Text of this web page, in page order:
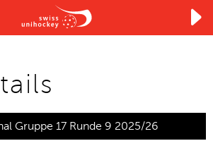
Gruppe 17 Runde 9 2025/26